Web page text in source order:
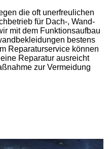
die oft unerfreulichen
für Dach-, Wand-
mit dem Funktionsaufbau
bestens
Reparaturservice können
Reparatur ausreicht
zur Vermeidung